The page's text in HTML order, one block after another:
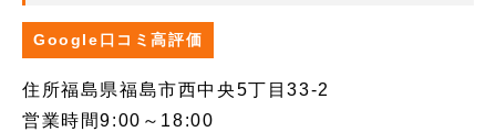
Google口コミ高評価
住所福島県福島市西中央5丁目33-2
営業時間9:00～18:00